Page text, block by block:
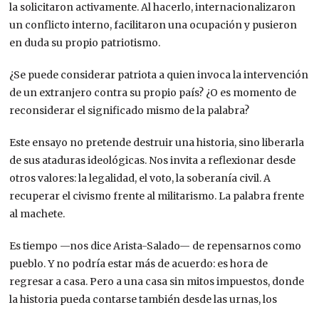
la solicitaron activamente. Al hacerlo, internacionalizaron
un conflicto interno, facilitaron una ocupación y pusieron
en duda su propio patriotismo.
¿Se puede considerar patriota a quien invoca la intervención
de un extranjero contra su propio país? ¿O es momento de
reconsiderar el significado mismo de la palabra?
Este ensayo no pretende destruir una historia, sino liberarla
de sus ataduras ideológicas. Nos invita a reflexionar desde
otros valores: la legalidad, el voto, la soberanía civil. A
recuperar el civismo frente al militarismo. La palabra frente
al machete.
Es tiempo —nos dice Arista-Salado— de repensarnos como
pueblo. Y no podría estar más de acuerdo: es hora de
regresar a casa. Pero a una casa sin mitos impuestos, donde
la historia pueda contarse también desde las urnas, los